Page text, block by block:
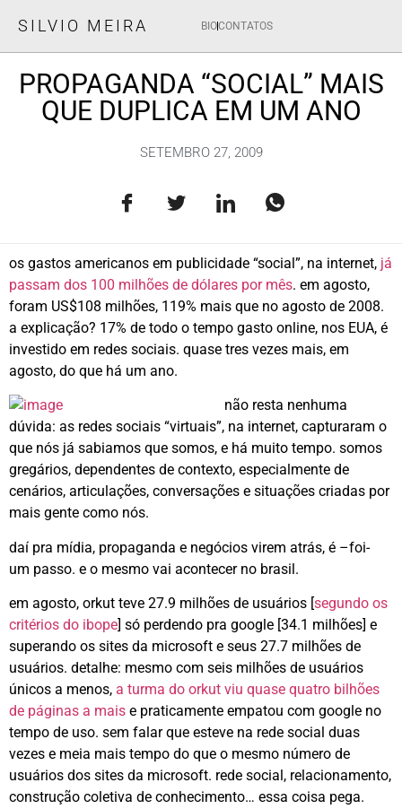
SILVIO MEIRA BIOCONTATOS
PROPAGANDA “SOCIAL” MAIS
QUE DUPLICA EM UM ANO
SETEMBRO 27, 2009
os gastos americanos em publicidade “social”, na internet, já
passam dos 100 milhões de dólares por mês. em agosto,
foram US$108 milhões, 119% mais que no agosto de 2008.
a explicação? 17% de todo o tempo gasto online, nos EUA, é
investido em redes sociais. quase tres vezes mais, em
agosto, do que há um ano.
não resta nenhuma
dúvida: as redes sociais “virtuais”, na internet, capturaram o
que nós já sabiamos que somos, e há muito tempo. somos
gregários, dependentes de contexto, especialmente de
cenários, articulações, conversações e situações criadas por
mais gente como nós.
daí pra mídia, propaganda e negócios virem atrás, é –foi-
um passo. e o mesmo vai acontecer no brasil.
em agosto, orkut teve 27.9 milhões de usuários [segundo os
critérios do ibope] só perdendo pra google [34.1 milhões] e
superando os sites da microsoft e seus 27.7 milhões de
usuários. detalhe: mesmo com seis milhões de usuários
únicos a menos, a turma do orkut viu quase quatro bilhões
de páginas a mais e praticamente empatou com google no
tempo de uso. sem falar que esteve na rede social duas
vezes e meia mais tempo do que o mesmo número de
usuários dos sites da microsoft. rede social, relacionamento,
construção coletiva de conhecimento… essa coisa pega.